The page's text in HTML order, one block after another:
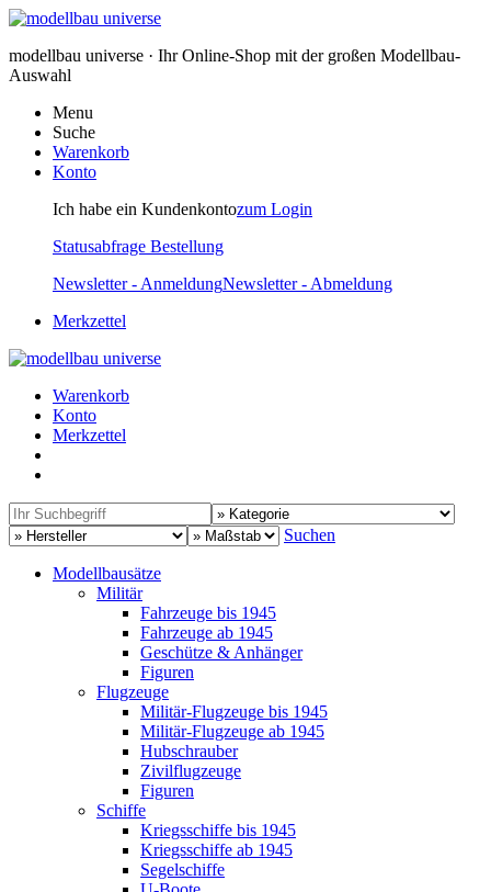
modellbau universe · Ihr Online-Shop mit der großen Modellbau-
Auswahl
Menu
Suche
Warenkorb
Konto
Ich habe ein Kundenkontozum Login
Statusabfrage Bestellung
Newsletter - AnmeldungNewsletter - Abmeldung
Merkzettel
Warenkorb
Konto
Merkzettel
Suchen
Modellbausätze
Militär
Fahrzeuge bis 1945
Fahrzeuge ab 1945
Geschütze & Anhänger
Figuren
Flugzeuge
Militär-Flugzeuge bis 1945
Militär-Flugzeuge ab 1945
Hubschrauber
Zivilflugzeuge
Figuren
Schiffe
Kriegsschiffe bis 1945
Kriegsschiffe ab 1945
Segelschiffe